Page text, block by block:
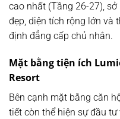
cao nhất (Tầng 26-27),
đẹp, diện tích rộng lớn và
định đẳng cấp chủ nhân.
Mặt bằng tiện ích
Resort
Bên cạnh mặt bằng căn
tiết còn thể hiện sự đầu